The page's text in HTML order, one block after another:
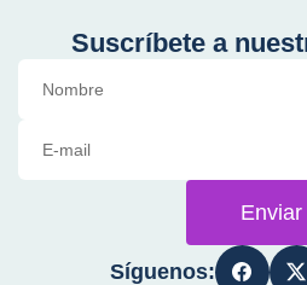
Suscríbete a
Enviar
Síguenos: